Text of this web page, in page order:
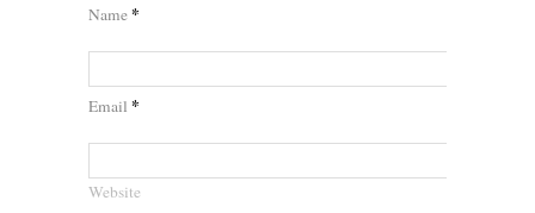
Name*
Email *
Website